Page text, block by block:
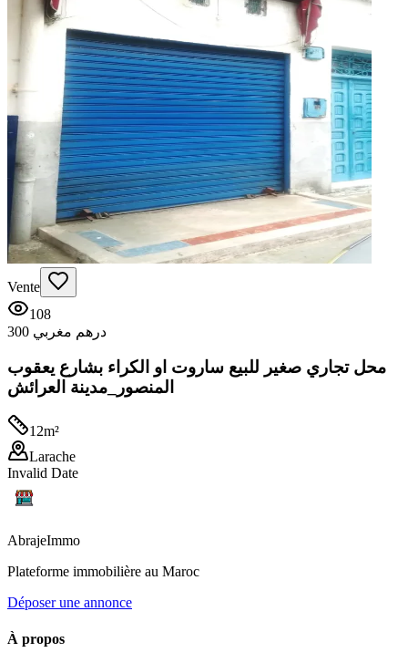
Vente
108
300 درهم مغربي
محل تجاري صغير للبيع ساروت او الكراء بشارع يعقوب
المنصور_مدينة العرائش
12m²
Larache
Invalid Date
AbrajeImmo
Plateforme immobilière au Maroc
Déposer une annonce
À propos